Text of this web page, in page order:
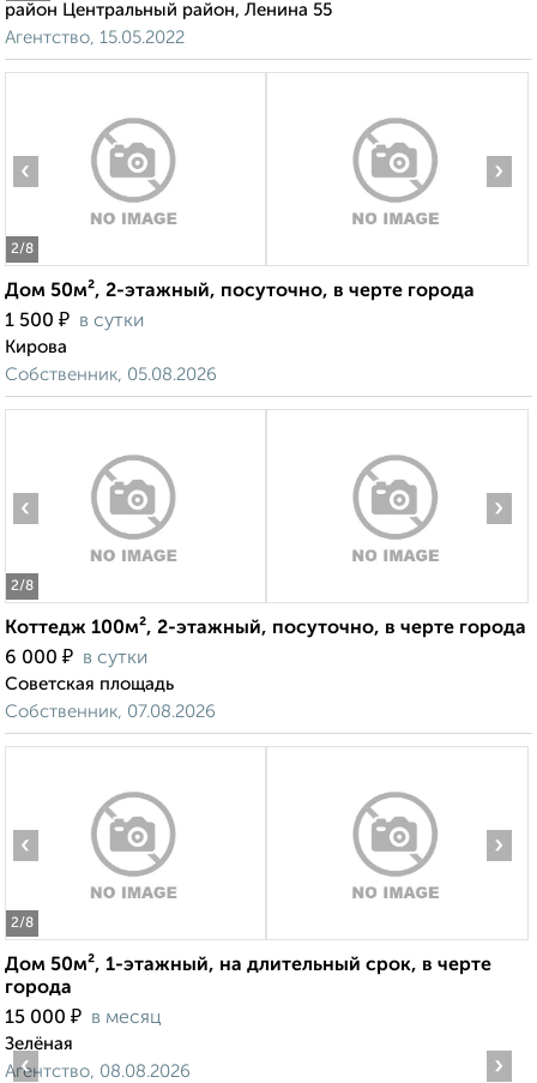
район Центральный район, Ленина 55
Агентство, 15.05.2022
2/8
‹ ›
Дом 50м², 2-этажный, посуточно, в черте города
1 500 ₽ в сутки
Кирова
Собственник, 05.08.2026
2/8
‹ ›
Коттедж 100м², 2-этажный, посуточно, в черте города
6 000 ₽ в сутки
Советская площадь
Собственник, 07.08.2026
2/8
‹ ›
Дом 50м², 1-этажный, на длительный срок, в черте
города
15 000 ₽ в месяц
Зелёная
Агентство, 08.08.2026
‹ ›